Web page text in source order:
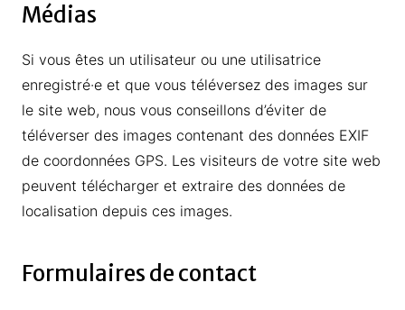
Médias
Si vous êtes un utilisateur ou une utilisatrice
enregistré·e et que vous téléversez des images sur
le site web, nous vous conseillons d’éviter de
téléverser des images contenant des données EXIF
de coordonnées GPS. Les visiteurs de votre site web
peuvent télécharger et extraire des données de
localisation depuis ces images.
Formulaires de contact